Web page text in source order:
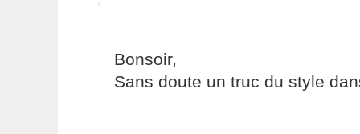
Bonsoir,
Sans doute un truc du style